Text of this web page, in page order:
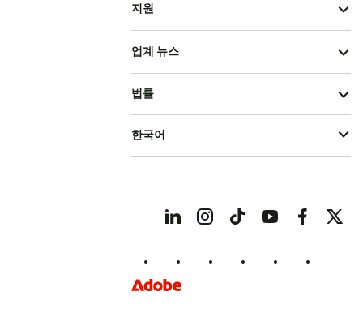
지원
업계 뉴스
법률
한국어